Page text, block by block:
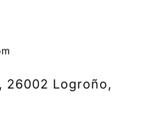
26002 Logroño,